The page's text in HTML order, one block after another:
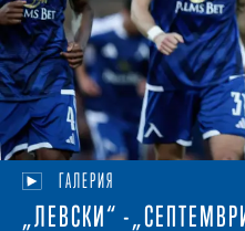
ГАЛЕРИЯ
„ЛЕВСКИ“ -